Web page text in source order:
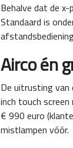
Behalve dat de
Standaard is
Airco én
De uitrusting van
inch touch
€ 990 euro
mistlampen vóór.